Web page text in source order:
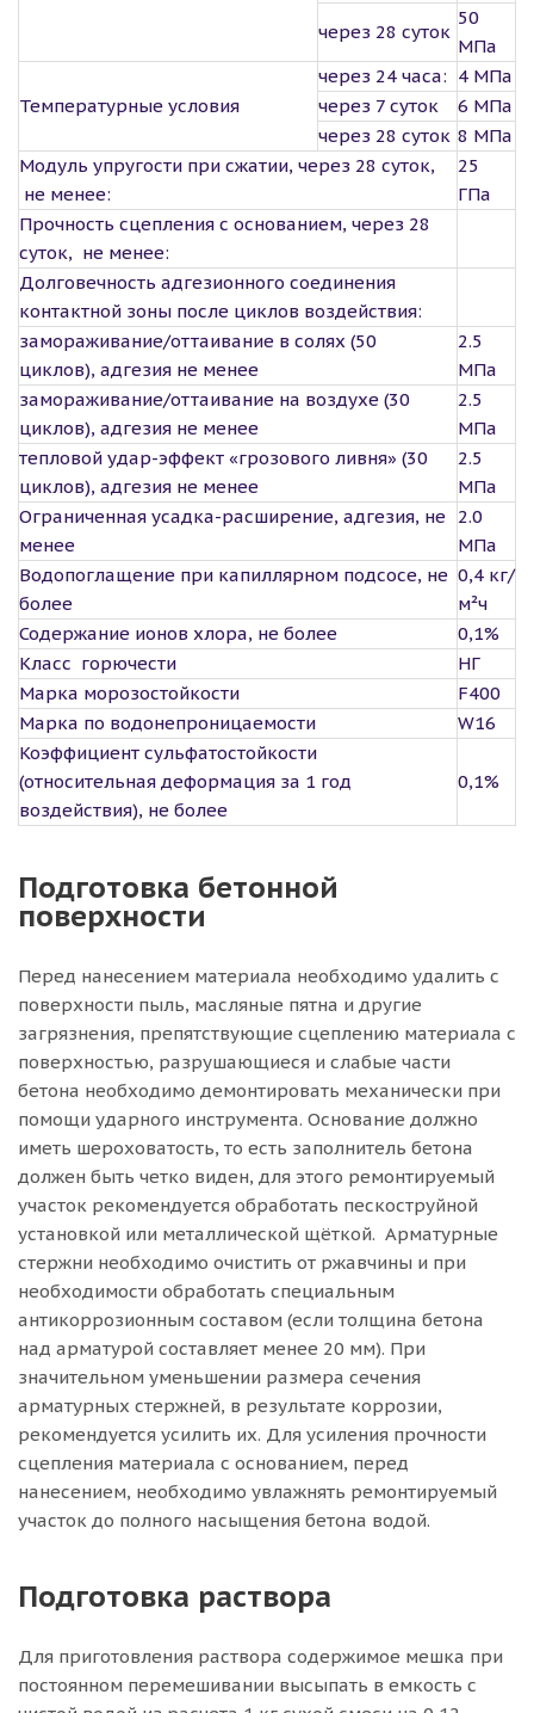
через 28 суток
50
МПа
Температурные условия
через 24 часа: 4 МПа
через 7 суток
6 МПа
через 28 суток 8 МПа
Модуль упругости при сжатии, через 28 суток,
не менее:
25
ГПа
Прочность сцепления с основанием, через 28
суток, не менее:
Долговечность адгезионного соединения
контактной зоны после циклов воздействия:
замораживание/оттаивание в солях (50
циклов), адгезия не менее
2.5
МПа
замораживание/оттаивание на воздухе (30
циклов), адгезия не менее
2.5
МПа
тепловой удар-эффект «грозового ливня» (30
циклов), адгезия не менее
2.5
МПа
Ограниченная усадка-расширение, адгезия, не
менее
2.0
МПа
Водопоглащение при капиллярном подсосе, не
более
0,4 кг/
м²ч
Содержание ионов хлора, не более
0,1%
Класс горючести
НГ
Марка морозостойкости
F400
Марка по водонепроницаемости
W16
Коэффициент сульфатостойкости
(относительная деформация за 1 год
воздействия), не более
0,1%
Подготовка бетонной
поверхности
Перед нанесением материала необходимо удалить с
поверхности пыль, масляные пятна и другие
загрязнения, препятствующие сцеплению материала с
поверхностью, разрушающиеся и слабые части
бетона необходимо демонтировать механически при
помощи ударного инструмента. Основание должно
иметь шероховатость, то есть заполнитель бетона
должен быть четко виден, для этого ремонтируемый
участок рекомендуется обработать пескоструйной
установкой или металлической щёткой. Арматурные
стержни необходимо очистить от ржавчины и при
необходимости обработать специальным
антикоррозионным составом (если толщина бетона
над арматурой составляет менее 20 мм). При
значительном уменьшении размера сечения
арматурных стержней, в результате коррозии,
рекомендуется усилить их. Для усиления прочности
сцепления материала с основанием, перед
нанесением, необходимо увлажнять ремонтируемый
участок до полного насыщения бетона водой.
Подготовка раствора
Для приготовления раствора содержимое мешка при
постоянном перемешивании высыпать в емкость с